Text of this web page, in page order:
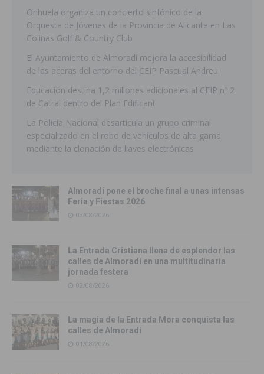
Orihuela organiza un concierto sinfónico de la
Orquesta de Jóvenes de la Provincia de Alicante en Las
Colinas Golf & Country Club
El Ayuntamiento de Almoradí mejora la accesibilidad
de las aceras del entorno del CEIP Pascual Andreu
Educación destina 1,2 millones adicionales al CEIP nº 2
de Catral dentro del Plan Edificant
La Policía Nacional desarticula un grupo criminal
especializado en el robo de vehículos de alta gama
mediante la clonación de llaves electrónicas
Almoradí pone el broche final a unas intensas
Feria y Fiestas 2026
03/08/2026
La Entrada Cristiana llena de esplendor las
calles de Almoradí en una multitudinaria
jornada festera
02/08/2026
La magia de la Entrada Mora conquista las
calles de Almoradí
01/08/2026